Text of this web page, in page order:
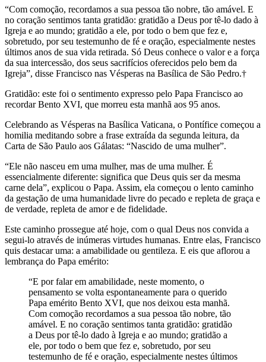
“Com comoção, recordamos a sua pessoa tão nobre, tão amável. E
no coração sentimos tanta gratidão: gratidão a Deus por tê-lo dado à
Igreja e ao mundo; gratidão a ele, por todo o bem que fez e,
sobretudo, por seu testemunho de fé e oração, especialmente nestes
últimos anos de sua vida retirada. Só Deus conhece o valor e a força
da sua intercessão, dos seus sacrifícios oferecidos pelo bem da
Igreja”, disse Francisco nas Vésperas na Basílica de São Pedro.†
Gratidão: este foi o sentimento expresso pelo Papa Francisco ao
recordar Bento XVI, que morreu esta manhã aos 95 anos.
Celebrando as Vésperas na Basílica Vaticana, o Pontífice começou a
homilia meditando sobre a frase extraída da segunda leitura, da
Carta de São Paulo aos Gálatas: “Nascido de uma mulher”.
“Ele não nasceu em uma mulher, mas de uma mulher. É
essencialmente diferente: significa que Deus quis ser da mesma
carne dela”, explicou o Papa. Assim, ela começou o lento caminho
da gestação de uma humanidade livre do pecado e repleta de graça e
de verdade, repleta de amor e de fidelidade.
Este caminho prossegue até hoje, com o qual Deus nos convida a
segui-lo através de inúmeras virtudes humanas. Entre elas, Francisco
quis destacar uma: a amabilidade ou gentileza. E eis que aflorou a
lembrança do Papa emérito:
“E por falar em amabilidade, neste momento, o
pensamento se volta espontaneamente para o querido
Papa emérito Bento XVI, que nos deixou esta manhã.
Com comoção recordamos a sua pessoa tão nobre, tão
amável. E no coração sentimos tanta gratidão: gratidão
a Deus por tê-lo dado à Igreja e ao mundo; gratidão a
ele, por todo o bem que fez e, sobretudo, por seu
testemunho de fé e oração, especialmente nestes últimos